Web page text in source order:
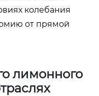
колебания
от прямой
лимонного